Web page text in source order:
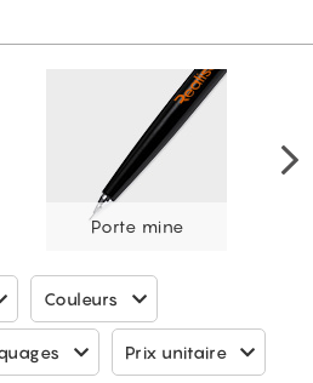
Porte mine
Couleurs
Prix unitaire